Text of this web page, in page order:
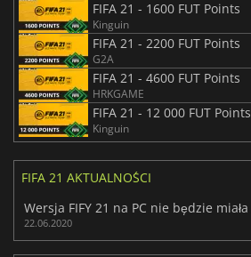
FIFA 21 - 1600 FUT Points
Kinguin
FIFA 21 - 2200 FUT Points
G2A
FIFA 21 - 4600 FUT Points
HRKGAME
FIFA 21 - 12 000 FUT Points
Kinguin
FIFA 21 AKTUALNOŚCI
22.06.2020